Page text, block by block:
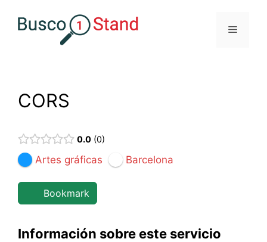
Menú
CORS
0.0 0
Artes gráficas Barcelona
Bookmark
Información sobre este servicio